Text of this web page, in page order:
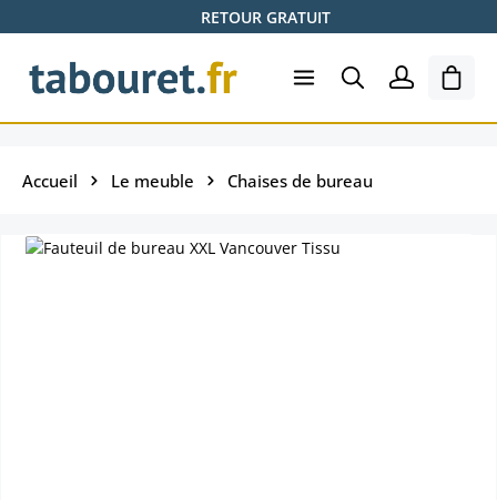
Passer au contenu principalRETOUR GRATUIT
Le
Accueil Le meuble Chaises de bureau